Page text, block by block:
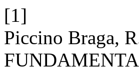
[1]
Piccino Braga,